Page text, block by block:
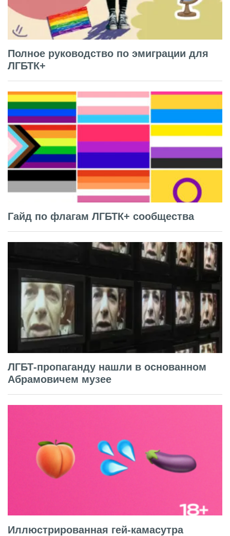
Полное руководство по эмиграции для
ЛГБТК+
Гайд по флагам ЛГБТК+ сообщества
ЛГБТ-пропаганду нашли в основанном
Абрамовичем музее
Иллюстрированная гей-камасутра